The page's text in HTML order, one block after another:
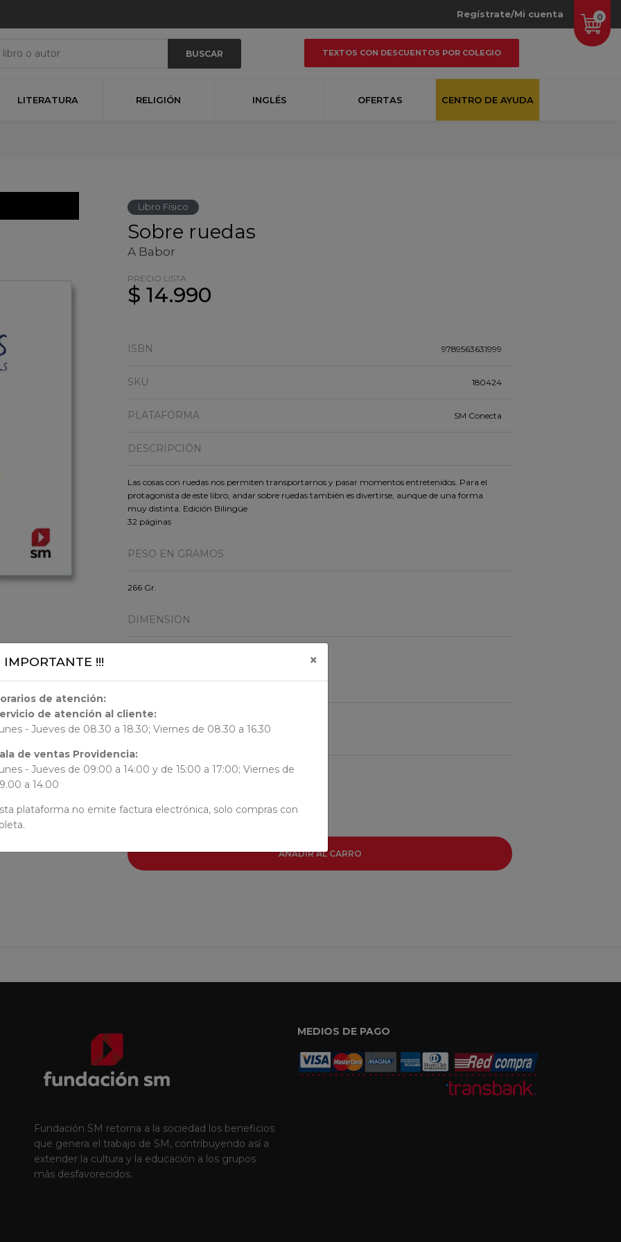
0
Regístrate/Mi cuenta
BUSCAR TEXTOS CON DESCUENTOS POR COLEGIO
LITERATURA RELIGIÓN INGLÉS OFERTAS CENTRO DE AYUDA
Libro Físico
Sobre ruedas
A Babor
PRECIO LISTA
$ 14.990
ISBN 9789563631999
SKU 180424
PLATAFORMA SM Conecta
DESCRIPCIÓN
Las cosas con ruedas nos permiten transportarnos y pasar momentos entretenidos. Para el
protagonista de este libro, andar sobre ruedas también es divertirse, aunque de una forma
muy distinta. Edición Bilingüe
32 páginas
PESO EN GRAMOS
266 Gr.
DIMENSION
ORIGEN
AUTORES
Francisca Solar
AÑADIR AL CARRO
Fundación SM retorna a la sociedad los beneficios
que genera el trabajo de SM, contribuyendo así a
extender la cultura y la educación a los grupos
más desfavorecidos.
MEDIOS DE PAGO
IMPORTANTE !!! ×
de atención:
de atención al cliente:
- Jueves de 08.30 a 18.30; Viernes de 08.30 a 16.30
de ventas Providencia:
- Jueves de 09:00 a 14:00 y de 15:00 a 17:00; Viernes de
a 14.00
plataforma no emite factura electrónica, solo compras con